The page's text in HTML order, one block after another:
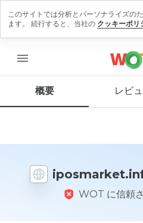
menu
概要 レビ
WOT に信頼
ューを
この
イト
このサイトでは分析とパーソナライズの
ます。 続行すると、当社の クッキーポリ